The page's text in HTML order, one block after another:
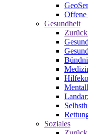
Offene
Gesundheit
Soziales